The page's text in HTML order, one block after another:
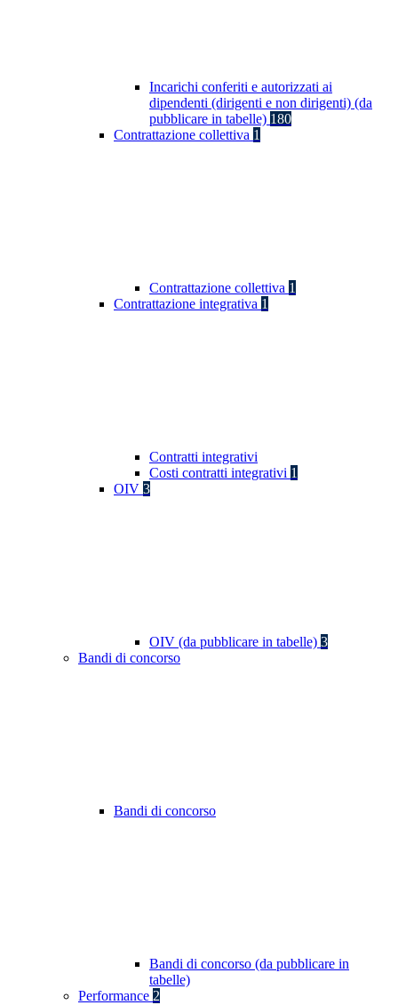
Incarichi conferiti e autorizzati ai
dipendenti (dirigenti e non dirigenti) (da
pubblicare in tabelle) 180
Contrattazione collettiva 1
Contrattazione collettiva 1
Contrattazione integrativa 1
Contratti integrativi
Costi contratti integrativi 1
OIV 3
OIV (da pubblicare in tabelle) 3
Bandi di concorso
Bandi di concorso
Bandi di concorso (da pubblicare in
tabelle)
Performance 2